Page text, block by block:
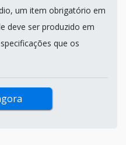
um item obrigatório em
deve ser produzido em
que os